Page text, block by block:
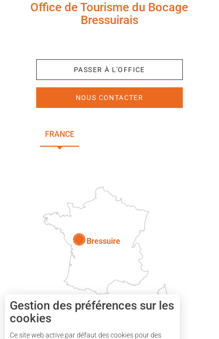
Office de Tourisme du Bocage
Bressuirais
PASSER À L'OFFICE
NOUS CONTACTER
FRANCE
Bressuire
Gestion des préférences sur les
cookies
Ce site web active par défaut des cookies pour des